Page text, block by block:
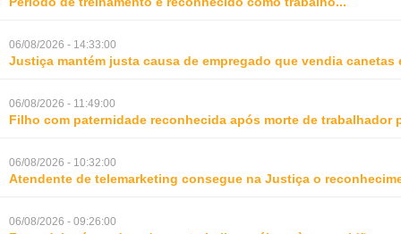
06/08/2026 - 14:33:00
Justiça mantém justa causa de empregado que vendia canetas
06/08/2026 - 11:49:00
Filho com paternidade reconhecida após morte de trabalhador
06/08/2026 - 10:32:00
Atendente de telemarketing consegue na Justiça o
06/08/2026 - 09:26:00